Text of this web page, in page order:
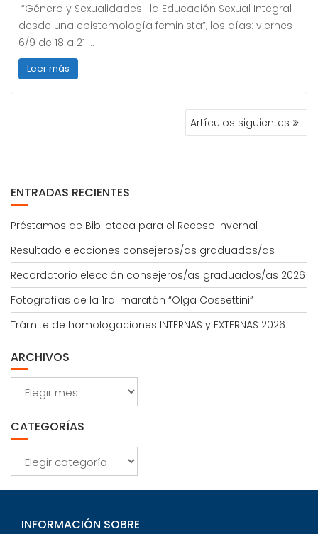
“Género y Sexualidades: la Educación Sexual Integral
desde una epistemología feminista”, los días: viernes
6/9 de 18 a 21 …
Leer más
Artículos siguientes
ENTRADAS RECIENTES
Préstamos de Biblioteca para el Receso Invernal
Resultado elecciones consejeros/as graduados/as
Recordatorio elección consejeros/as graduados/as 2026
Fotografías de la 1ra. maratón “Olga Cossettini”
Trámite de homologaciones INTERNAS y EXTERNAS 2026
ARCHIVOS
Archivos
CATEGORÍAS
Categorías
INFORMACIÓN SOBRE